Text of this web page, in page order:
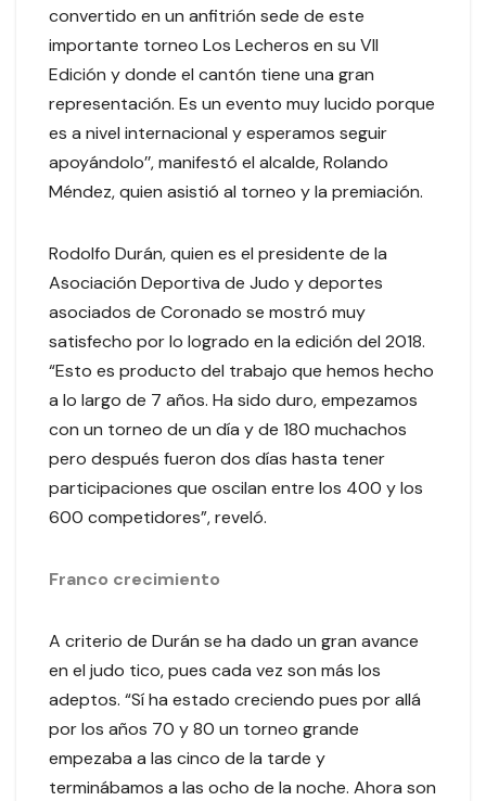
convertido en un anfitrión sede de este
importante torneo Los Lecheros en su VII
Edición y donde el cantón tiene una gran
representación. Es un evento muy lucido porque
es a nivel internacional y esperamos seguir
apoyándolo’’, manifestó el alcalde, Rolando
Méndez, quien asistió al torneo y la premiación.
Rodolfo Durán, quien es el presidente de la
Asociación Deportiva de Judo y deportes
asociados de Coronado se mostró muy
satisfecho por lo logrado en la edición del 2018.
“Esto es producto del trabajo que hemos hecho
a lo largo de 7 años. Ha sido duro, empezamos
con un torneo de un día y de 180 muchachos
pero después fueron dos días hasta tener
participaciones que oscilan entre los 400 y los
600 competidores”, reveló.
Franco crecimiento
A criterio de Durán se ha dado un gran avance
en el judo tico, pues cada vez son más los
adeptos. “Sí ha estado creciendo pues por allá
por los años 70 y 80 un torneo grande
empezaba a las cinco de la tarde y
terminábamos a las ocho de la noche. Ahora son